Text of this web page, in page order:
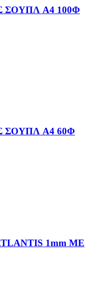
ΣΟΥΠΛ A4 100Φ
ΣΟΥΠΛ A4 60Φ
1mm ΜΕ